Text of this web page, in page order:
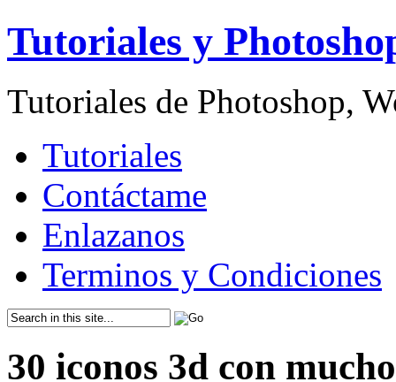
Tutoriales y
Tutoriales de Photoshop,
Tutoriales
Contáctame
Enlazanos
Terminos y Condiciones
30 iconos 3d con